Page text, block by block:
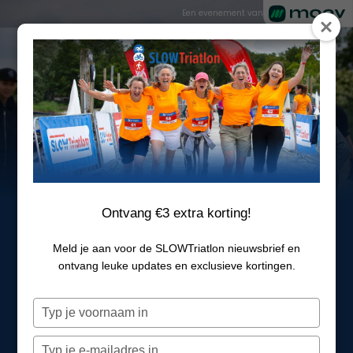
Een evenement van
SLOWTRIATLON
OUDERKERK
30 MEI 2026
Wat een start van het seizoen!
Ontvang €3 extra korting!
Meld je aan voor de SLOWTriatlon nieuwsbrief en
ontvang leuke updates en exclusieve kortingen.
Typ
je
naam
Typ